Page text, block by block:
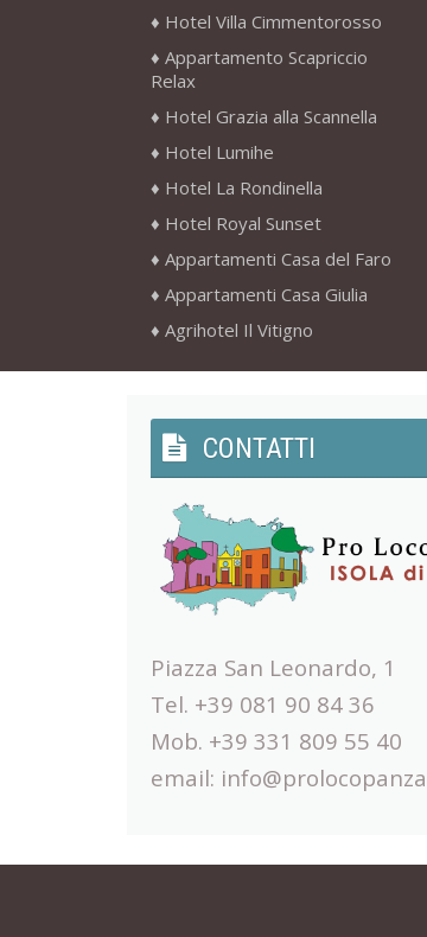
Hotel Villa Cimmentorosso
Appartamento Scapriccio
Relax
Hotel Grazia alla Scannella
Hotel Lumihe
Hotel La Rondinella
Hotel Royal Sunset
Appartamenti Casa del Faro
Appartamenti Casa Giulia
Agrihotel Il Vitigno
CONTATTI
Piazza San Leonardo, 1
Tel. +39 081 90 84 36
Mob. +39 331 809 55 40
email: